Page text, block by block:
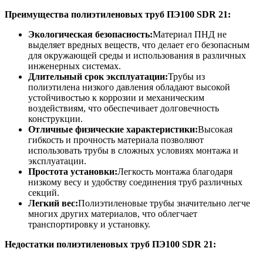
Преимущества полиэтиленовых труб ПЭ100 SDR 21:
Экологическая безопасность:Материал ПНД не
выделяет вредных веществ, что делает его безопасным
для окружающей среды и использования в различных
инженерных системах.
Длительный срок эксплуатации:Трубы из
полиэтилена низкого давления обладают высокой
устойчивостью к коррозии и механическим
воздействиям, что обеспечивает долговечность
конструкции.
Отличные физические характеристики:Высокая
гибкость и прочность материала позволяют
использовать трубы в сложных условиях монтажа и
эксплуатации.
Простота установки:Легкость монтажа благодаря
низкому весу и удобству соединения труб различных
секций.
Легкий вес:Полиэтиленовые трубы значительно легче
многих других материалов, что облегчает
транспортировку и установку.
Недостатки полиэтиленовых труб ПЭ100 SDR 21: